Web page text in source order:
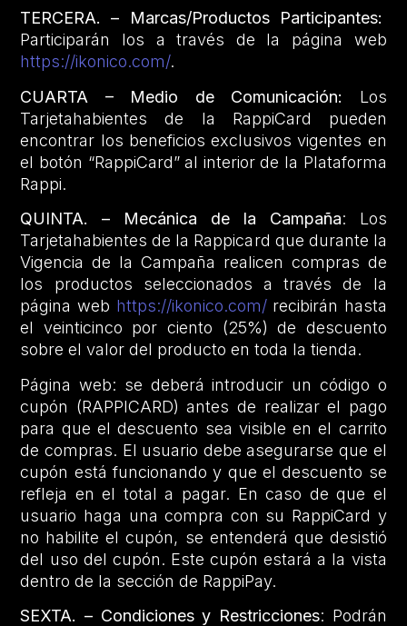
TERCERA. – Marcas/Productos Participantes:
Participarán los a través de la página web
https://ikonico.com/.
CUARTA – Medio de Comunicación: Los
Tarjetahabientes de la RappiCard pueden
encontrar los beneficios exclusivos vigentes en
el botón “RappiCard” al interior de la Plataforma
Rappi.
QUINTA. – Mecánica de la Campaña: Los
Tarjetahabientes de la Rappicard que durante la
Vigencia de la Campaña realicen compras de
los productos seleccionados a través de la
página web https://ikonico.com/recibirán hasta
el veinticinco por ciento (25%) de descuento
sobre el valor del producto en toda la tienda.
Página web: se deberá introducir un código o
cupón (RAPPICARD) antes de realizar el pago
para que el descuento sea visible en el carrito
de compras. El usuario debe asegurarse que el
cupón está funcionando y que el descuento se
refleja en el total a pagar. En caso de que el
usuario haga una compra con su RappiCard y
no habilite el cupón, se entenderá que desistió
del uso del cupón. Este cupón estará a la vista
dentro de la sección de RappiPay.
SEXTA. – Condiciones y Restricciones: Podrán